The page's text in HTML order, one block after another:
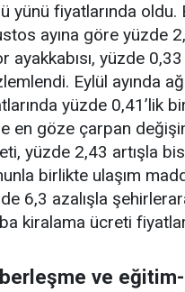
yünü fiyatlarında
ayına göre yüzde
ayakkabısı, yüzde
Eylül ayında
yüzde 0,41’lik
en göze çarpan
yüzde 2,43 artışla
birlikte ulaşım
6,3 azalışla
kiralama ücreti
ve